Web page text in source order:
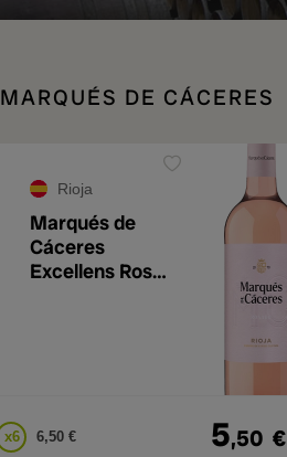
MARQUÉS DE CÁCERES
Rioja
Marqués de
Cáceres
Excellens Rosé
x6 6,50 € 5,50 €